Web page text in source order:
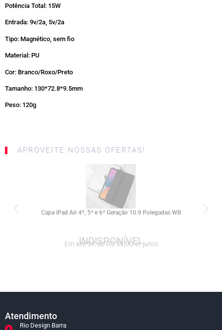
Potência Total: 15W
Entrada: 9v/2a, 5v/2a
Tipo: Magnético, sem fio
Material: PU
Cor: Branco/Roxo/Preto
Tamanho: 130*72.8*9.5mm
Peso: 120g
APROVEITE NOSSAS OFERTAS!
Capa iPad Air 4ª, 5ª e 6ª Geração 10.9 Polegadas WB
Em até 5X de R$ 56,00 s/ juros
Atendimento
Rio Design Barra